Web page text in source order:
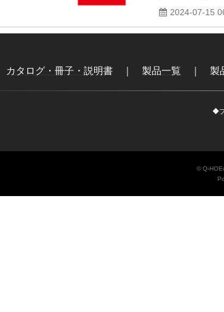
2024-07-15
カタログ・冊子・説明書 製品一覧 製
◆
© Q-